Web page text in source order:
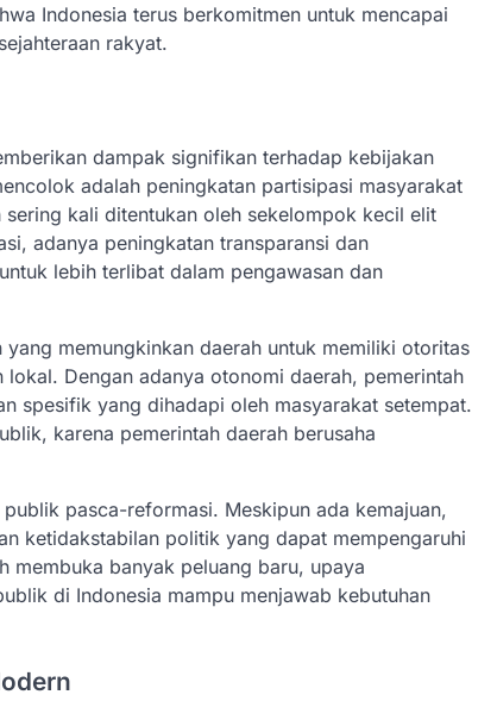
Indonesia terus berkomitmen untuk mencapai
rakyat.
dampak signifikan terhadap kebijakan
adalah peningkatan partisipasi masyarakat
kali ditentukan oleh sekelompok kecil elit
adanya peningkatan transparansi dan
lebih terlibat dalam pengawasan dan
memungkinkan daerah untuk memiliki otoritas
Dengan adanya otonomi daerah, pemerintah
spesifik yang dihadapi oleh masyarakat setempat.
karena pemerintah daerah berusaha
pasca-reformasi. Meskipun ada kemajuan,
ketidakstabilan politik yang dapat mempengaruhi
membuka banyak peluang baru, upaya
di Indonesia mampu menjawab kebutuhan